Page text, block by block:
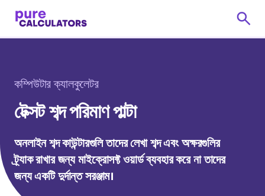
কম্পিউটার ক্যালকুলেটর
টেক্সট শব্দ পরিমাণ পাল্টা
অনলাইন শব্দ কাউন্টারগুলি তাদের লেখা শব্দ এবং অক্ষরগুলির
ট্র্যাক রাখার জন্য মাইক্রোসফ্ট ওয়ার্ড ব্যবহার করে না তাদের
জন্য একটি দুর্দান্ত সরঞ্জাম।